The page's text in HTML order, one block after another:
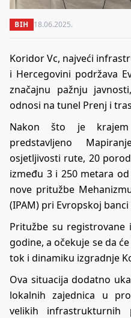
BIH 18.06.2025.
Koridor Vc, najveći
i Hercegovini podržava
značajnu pažnju
odnosi na tunel Prenj i
Nakon što je
predstavljeno
osjetljivosti rute, 20
između 3 i 250 metara
nove pritužbe
(IPAM) pri Evropskoj
Pritužbe su registrovane
godine, a očekuje se da
tok i dinamiku izgradnje
Ova situacija dodatno
lokalnih zajednica u
velikih